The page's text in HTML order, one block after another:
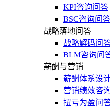
KPI咨询问答
BSC咨询问答
战略落地问答
战略解码问
BLM咨询问
薪酬与营销
薪酬体系设
营销绩效咨
扭亏为盈问